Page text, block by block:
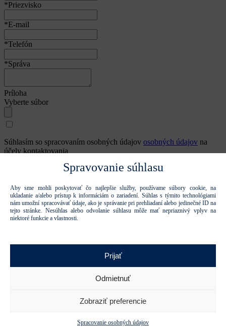
Spravovanie súhlasu
Aby sme mohli poskytovať čo najlepšie služby, používame súbory cookie, na
ukladanie a/alebo prístup k informáciám o zariadení. Súhlas s týmito technológiami
nám umožní spracovávať údaje, ako je správanie pri prehliadaní alebo jedinečné ID na
tejto stránke. Nesúhlas alebo odvolanie súhlasu môže mať nepriaznivý vplyv na
niektoré funkcie a vlastnosti.
Prijať
Odmietnuť
Zobraziť preferencie
Spracovanie osobných údajov
*Priezvisko
*E-mail
*Telefón
*Správa
Príloha
Vyberte súbor
Súhlasím so spracovaním osobných údajov osobných údajov na
účely kontaktovania
Formulár sa nepodarilo odoslať.
Odoslať
Tieto stránky sú chránené reCAPTCHA a spoločnosťou Google a
*Meno